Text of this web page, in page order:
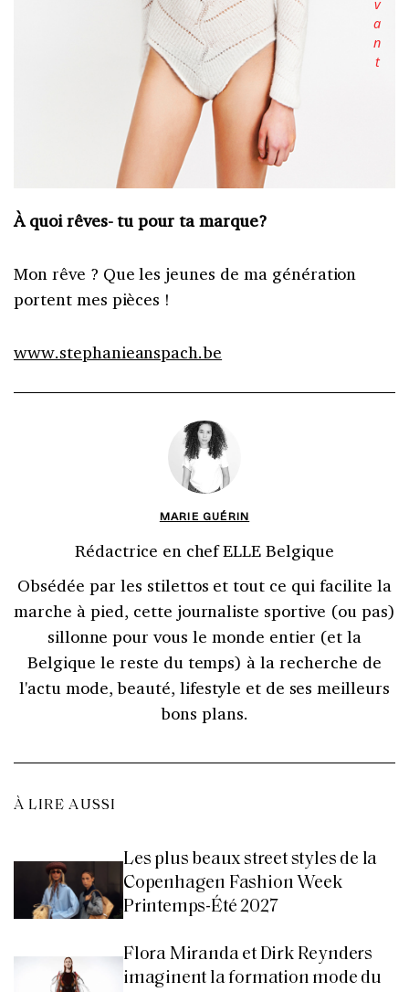
À quoi rêves- tu pour ta marque?
Mon rêve ? Que les jeunes de ma génération
portent mes pièces !
www.stephanieanspach.be
MARIE GUÉRIN
Rédactrice en chef ELLE Belgique
Obsédée par les stilettos et tout ce qui facilite la
marche à pied, cette journaliste sportive (ou pas)
sillonne pour vous le monde entier (et la
Belgique le reste du temps) à la recherche de
l'actu mode, beauté, lifestyle et de ses meilleurs
bons plans.
À LIRE AUSSI
Les plus beaux street styles de la
Copenhagen Fashion Week
Printemps-Été 2027
Flora Miranda et Dirk Reynders
imaginent la formation mode du